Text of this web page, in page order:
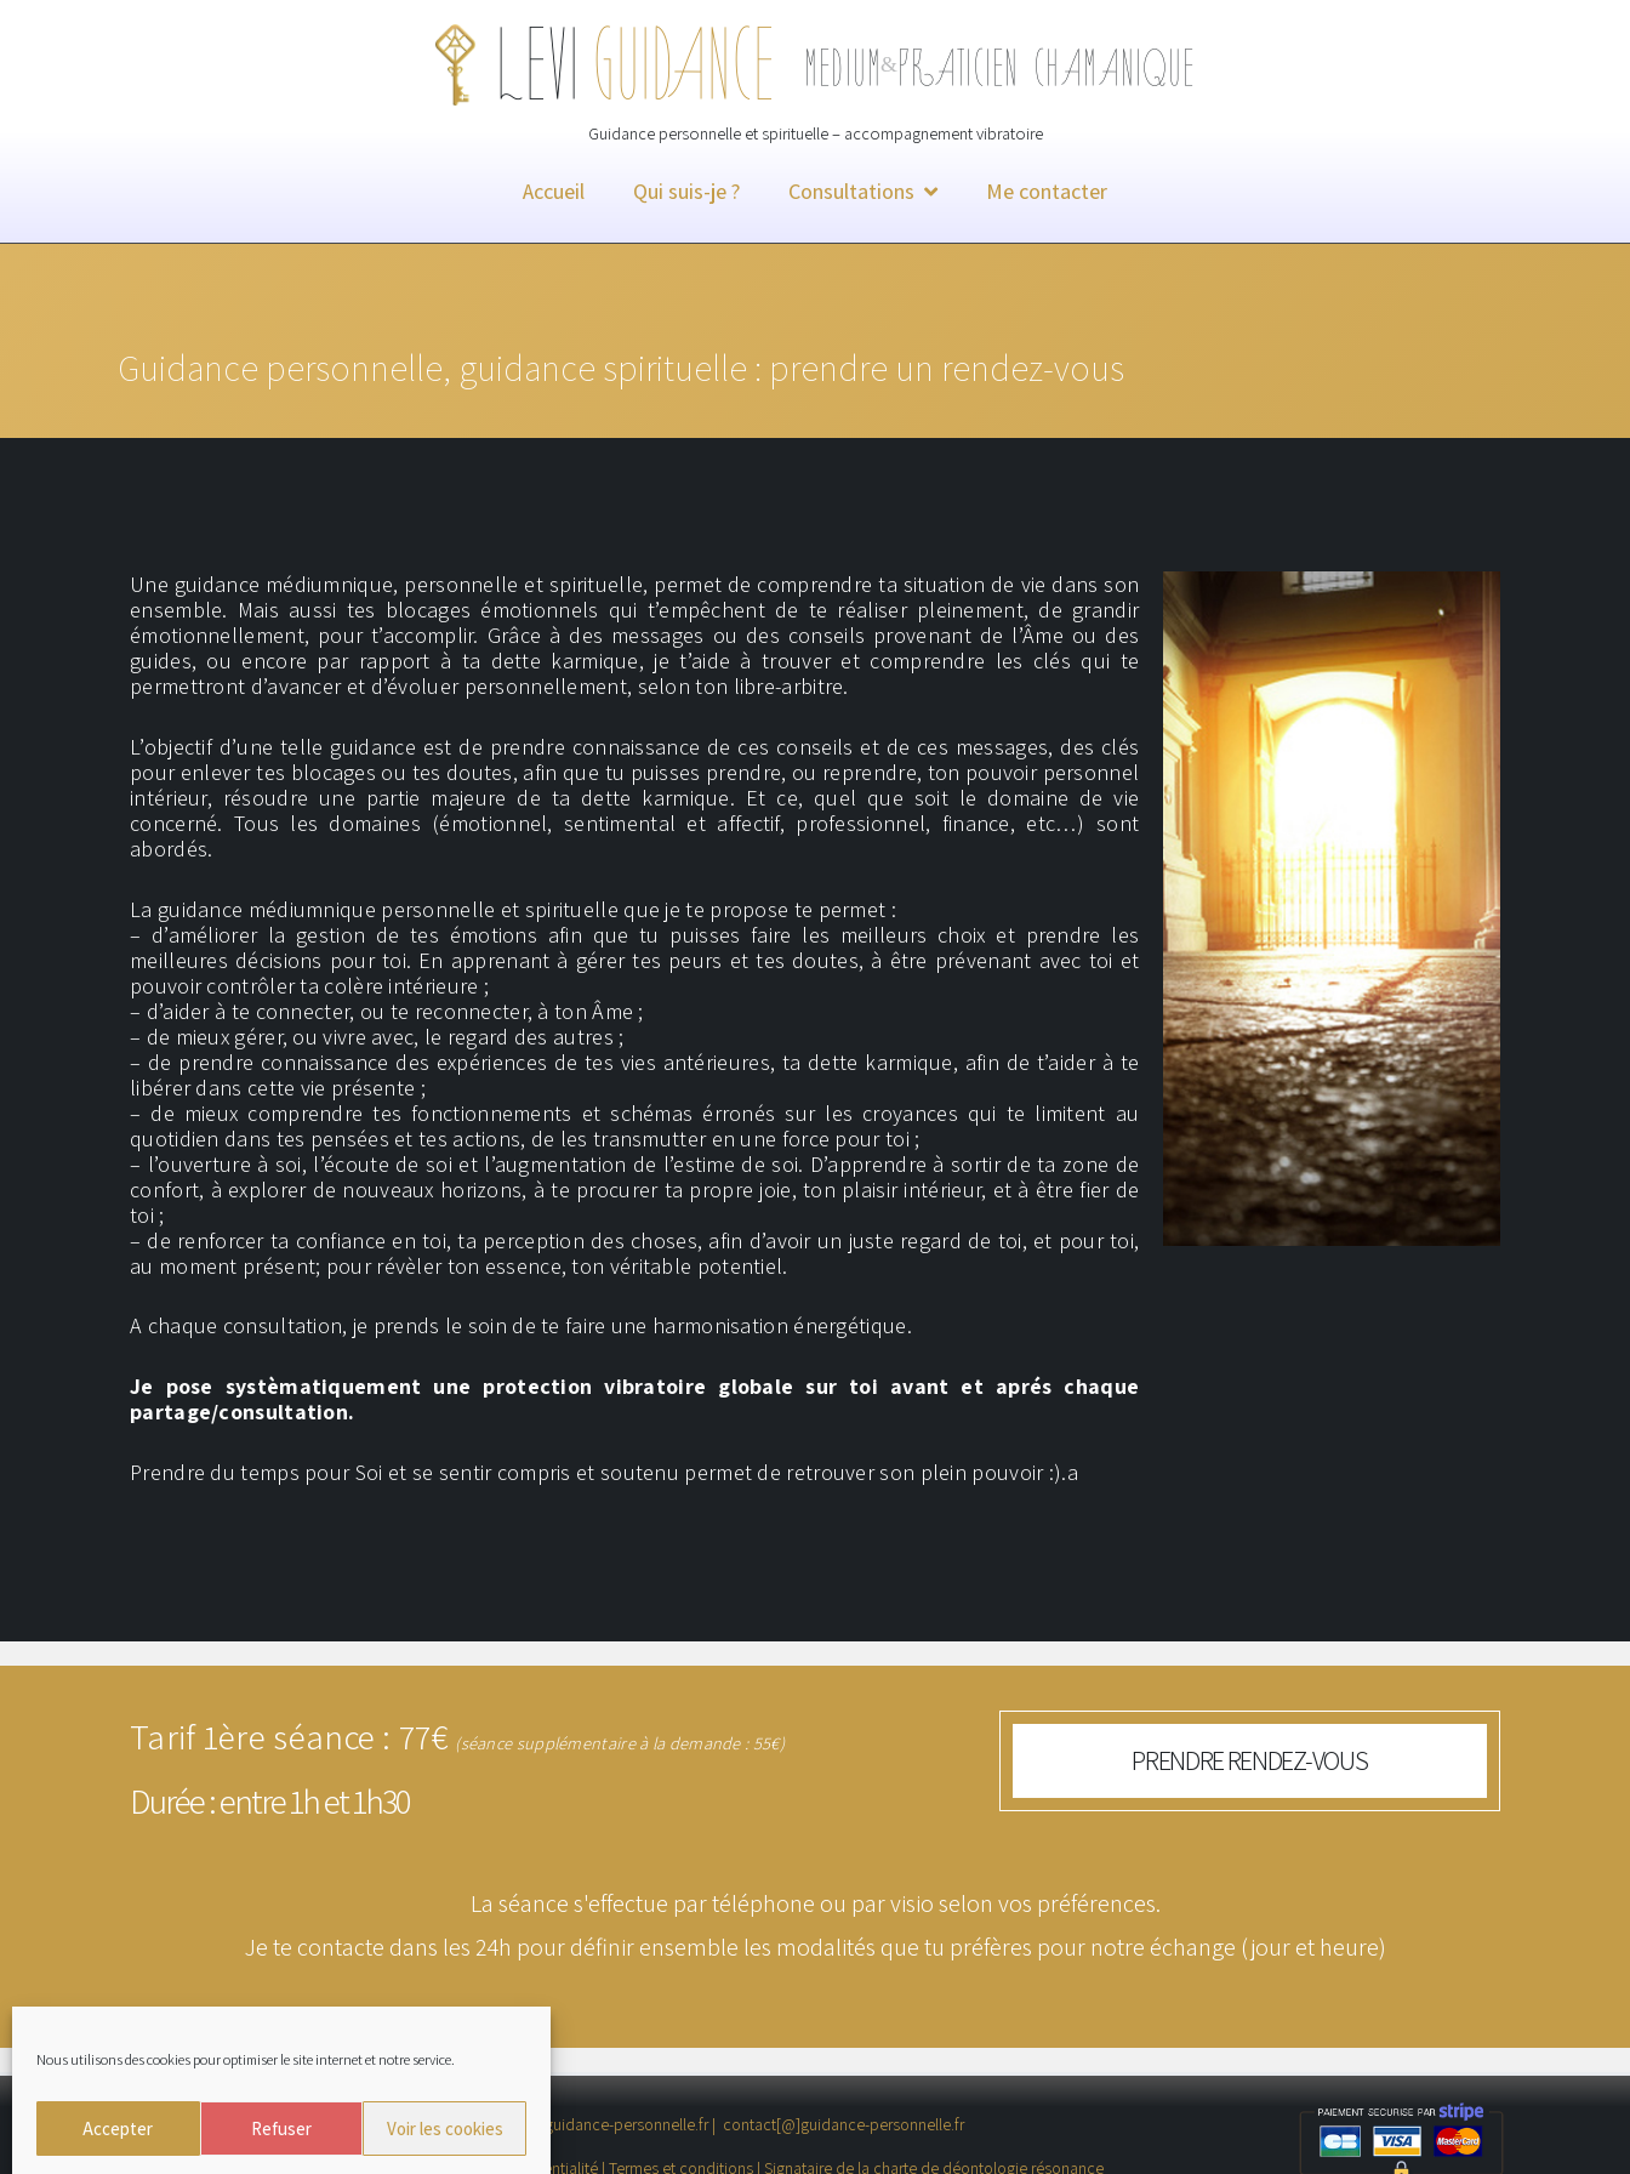
Nous utilisons des cookies pour optimiser le site internet et notre service.
Accepter Refuser Voir les cookies
LEVIGUIDANCE MEDIUM
&PRATICIEN CHAMANIQUE
Guidance personnelle et spirituelle – accompagnement vibratoire
Accueil Qui suis-je ? Consultations Me contacter
Guidance personnelle, guidance spirituelle : prendre un rendez-vous
Une guidance médiumnique, personnelle et spirituelle, permet de comprendre ta situation de vie dans son
ensemble. Mais aussi tes blocages émotionnels qui t’empêchent de te réaliser pleinement, de grandir
émotionnellement, pour t’accomplir. Grâce à des messages ou des conseils provenant de l’Âme ou des
guides, ou encore par rapport à ta dette karmique, je t’aide à trouver et comprendre les clés qui te
permettront d’avancer et d’évoluer personnellement, selon ton libre-arbitre.
L’objectif d’une telle guidance est de prendre connaissance de ces conseils et de ces messages, des clés
pour enlever tes blocages ou tes doutes, afin que tu puisses prendre, ou reprendre, ton pouvoir personnel
intérieur, résoudre une partie majeure de ta dette karmique. Et ce, quel que soit le domaine de vie
concerné. Tous les domaines (émotionnel, sentimental et affectif, professionnel, finance, etc…) sont
abordés.
La guidance médiumnique personnelle et spirituelle que je te propose te permet :
– d’améliorer la gestion de tes émotions afin que tu puisses faire les meilleurs choix et prendre les
meilleures décisions pour toi. En apprenant à gérer tes peurs et tes doutes, à être prévenant avec toi et
pouvoir contrôler ta colère intérieure ;
– d’aider à te connecter, ou te reconnecter, à ton Âme ;
– de mieux gérer, ou vivre avec, le regard des autres ;
– de prendre connaissance des expériences de tes vies antérieures, ta dette karmique, afin de t’aider à te
libérer dans cette vie présente ;
– de mieux comprendre tes fonctionnements et schémas érronés sur les croyances qui te limitent au
quotidien dans tes pensées et tes actions, de les transmutter en une force pour toi ;
– l’ouverture à soi, l’écoute de soi et l’augmentation de l’estime de soi. D’apprendre à sortir de ta zone de
confort, à explorer de nouveaux horizons, à te procurer ta propre joie, ton plaisir intérieur, et à être fier de
toi ;
– de renforcer ta confiance en toi, ta perception des choses, afin d’avoir un juste regard de toi, et pour toi,
au moment présent; pour révèler ton essence, ton véritable potentiel.
A chaque consultation, je prends le soin de te faire une harmonisation énergétique.
Je pose systèmatiquement une protection vibratoire globale sur toi avant et aprés chaque
partage/consultation.
Prendre du temps pour Soi et se sentir compris et soutenu permet de retrouver son plein pouvoir :).a
Tarif 1ère séance : 77€ (séance supplémentaire à la demande : 55€)
Durée : entre 1h et 1h30
PRENDRE RENDEZ-VOUS
Informations de paiement sécurisé
La séance s'effectue par téléphone ou par visio selon vos préférences.
Je te contacte dans les 24h pour définir ensemble les modalités que tu préfères pour notre échange (jour et heure)
© 2024 Levi Guidance : médium & praticien chamanique | www.guidance-personnelle.fr| contact[@]guidance-personnelle.fr
Politique de confidentialité | Termes et conditions | Signataire de la charte de déontologie résonance